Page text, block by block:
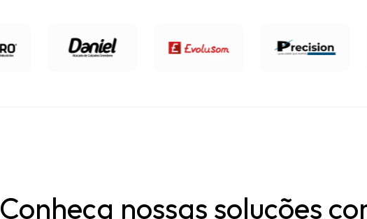
Conheça nossas soluções